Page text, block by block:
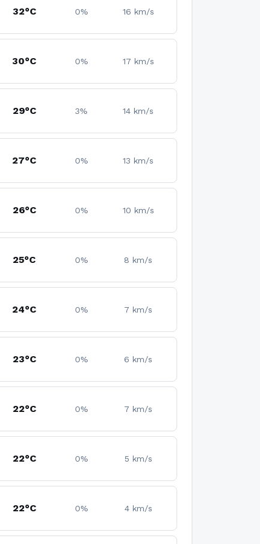
32°C 0% 16 km/s
30°C 0% 17 km/s
29°C 3% 14 km/s
27°C 0% 13 km/s
26°C 0% 10 km/s
25°C 0% 8 km/s
24°C 0% 7 km/s
23°C 0% 6 km/s
22°C 0% 7 km/s
22°C 0% 5 km/s
22°C 0% 4 km/s